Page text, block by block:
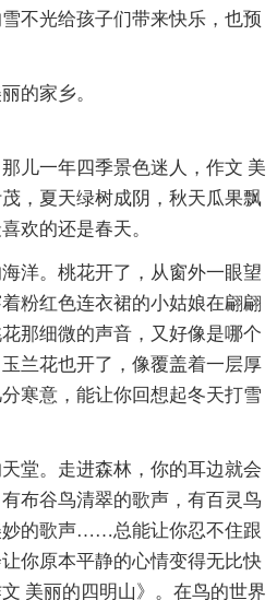
不光给孩子们带来快乐，也预
的家乡。
儿一年四季景色迷人，作文 美
，夏天绿树成阴，秋天瓜果飘
欢的还是春天。
洋。桃花开了，从窗外一眼望
粉红色连衣裙的小姑娘在翩翩
那细微的声音，又好像是哪个
兰花也开了，像覆盖着一层厚
寒意，能让你回想起冬天打雪
堂。走进森林，你的耳边就会
布谷鸟清翠的歌声，有百灵鸟
妙的歌声……总能让你忍不住跟
你原本平静的心情变得无比快
美丽的四明山》。在鸟的世界